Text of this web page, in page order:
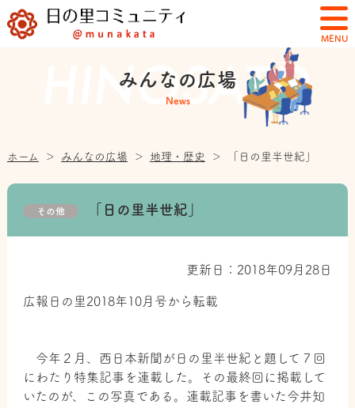
MENU
みんなの広場
News
ホーム ＞ みんなの広場 ＞ 地理・歴史 ＞ 「日の里半世紀」
その他 「日の里半世紀」
更新日：2018年09月28日
広報日の里2018年10月号から転載
今年２月、西日本新聞が日の里半世紀と題して７回
にわたり特集記事を連載した。その最終回に掲載して
いたのが、この写真である。連載記事を書いた今井知